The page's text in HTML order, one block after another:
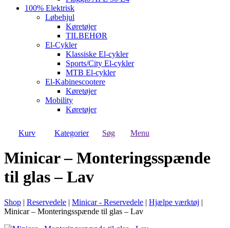
100% Elektrisk
Løbehjul
Køretøjer
TILBEHØR
El-Cykler
Klassiske El-cykler
Sports/City El-cykler
MTB El-cykler
El-Kabinescootere
Køretøjer
Mobility
Køretøjer
Kurv Kategorier Søg Menu
Minicar – Monteringsspænde
til glas – Lav
Shop | Reservedele | Minicar - Reservedele | Hjælpe værktøj |
Minicar – Monteringsspænde til glas – Lav